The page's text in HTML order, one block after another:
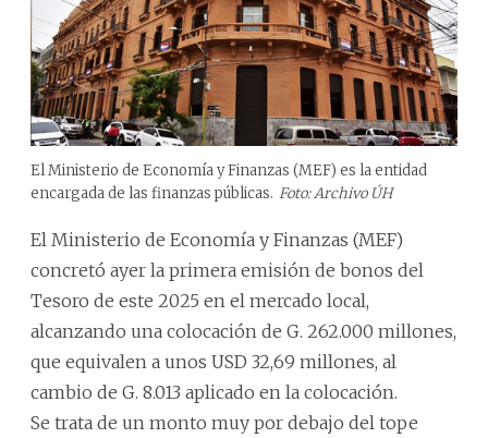
El Ministerio de Economía y Finanzas (MEF) es la entidad
encargada de las finanzas públicas. Foto: Archivo ÚH
El Ministerio de Economía y Finanzas (MEF)
concretó ayer la primera emisión de bonos del
Tesoro de este 2025 en el mercado local,
alcanzando una colocación de G. 262.000 millones,
que equivalen a unos USD 32,69 millones, al
cambio de G. 8.013 aplicado en la colocación.
Se trata de un monto muy por debajo del tope